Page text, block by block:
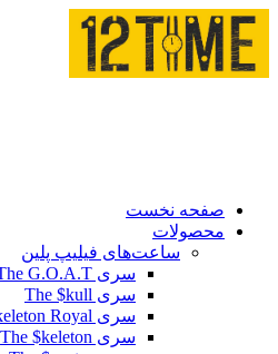
صفحه نخست
محصولات
ساعت‌های فیلیپ پلین
سری The G.O.A.T
سری The $kull
سری The $keleton Royal
سری The $keleton